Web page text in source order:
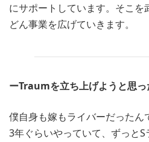
にサポートしています。そこ
どん事業を広げていきます。
ーTraumを立ち上げようと思
僕自身も嫁もライバーだった
3年ぐらいやっていて、ずっと